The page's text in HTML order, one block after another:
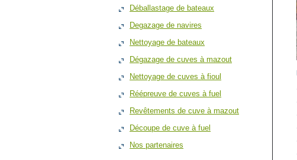
Déballastage de bateaux
Degazage de navires
Nettoyage de bateaux
Dégazage de cuves à mazout
Nettoyage de cuves à fioul
Réépreuve de cuves à fuel
Revêtements de cuve à mazout
Découpe de cuve à fuel
Nos partenaires